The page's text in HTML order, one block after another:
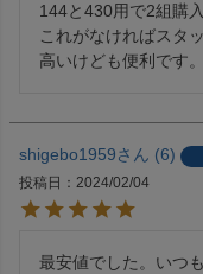
144と430用で2組購入
これがなければスタ
高いけども便利です。
shigebo1959 6
投稿日
2024/02/04
最安値でした。いつ